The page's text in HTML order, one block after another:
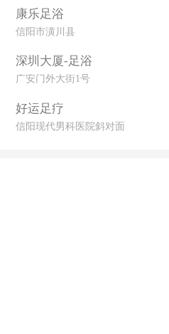
康乐足浴
信阳市潢川县
深圳大厦-足浴
广安门外大街1号
好运足疗
信阳现代男科医院斜对面